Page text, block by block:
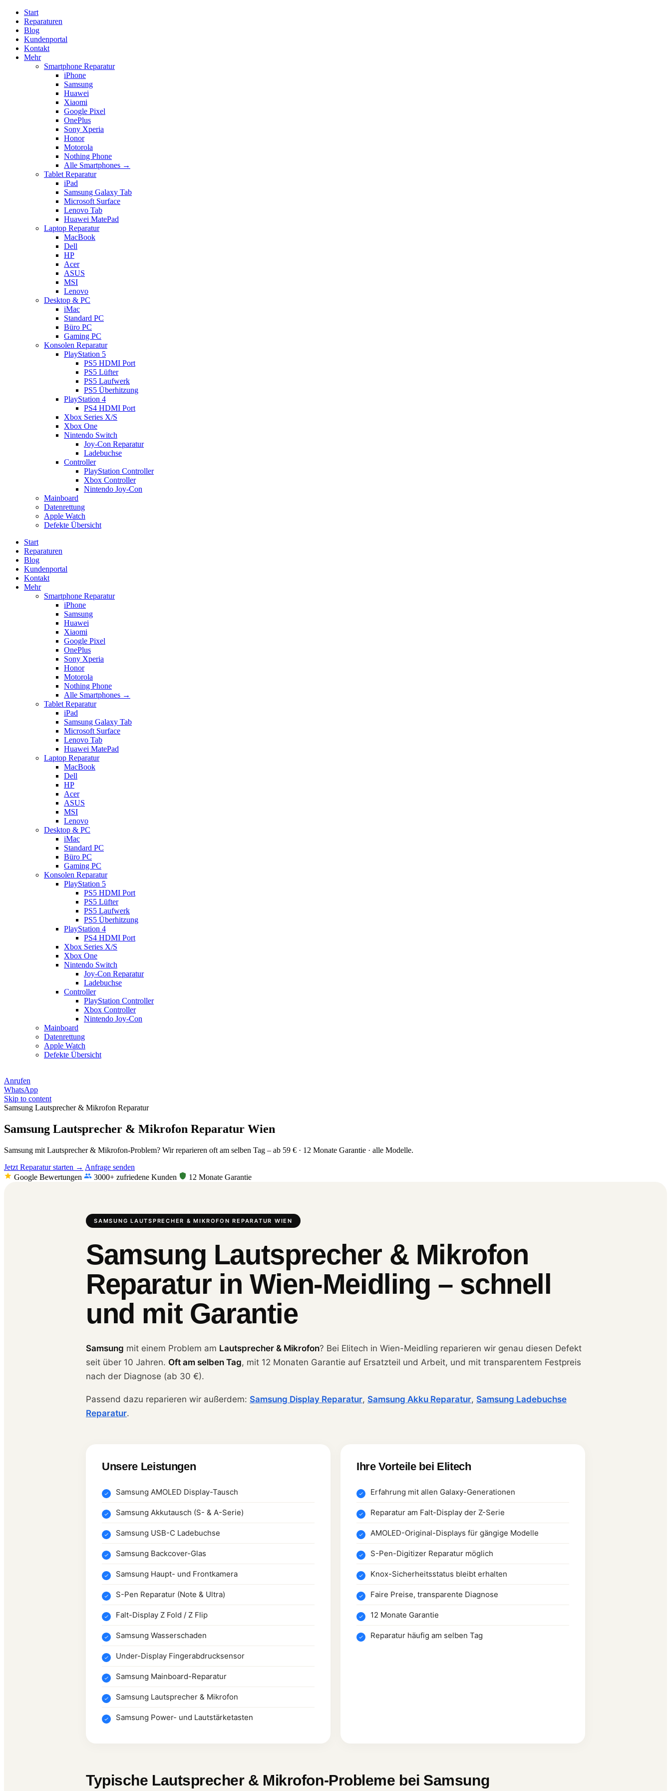
Start
Reparaturen
Blog
Kundenportal
Kontakt
Mehr
Smartphone Reparatur
iPhone
Samsung
Huawei
Xiaomi
Google Pixel
OnePlus
Sony Xperia
Honor
Motorola
Nothing Phone
Alle Smartphones →
Tablet Reparatur
iPad
Samsung Galaxy Tab
Microsoft Surface
Lenovo Tab
Huawei MatePad
Laptop Reparatur
MacBook
Dell
HP
Acer
ASUS
MSI
Lenovo
Desktop & PC
iMac
Standard PC
Büro PC
Gaming PC
Konsolen Reparatur
PlayStation 5
PS5 HDMI Port
PS5 Lüfter
PS5 Laufwerk
PS5 Überhitzung
PlayStation 4
PS4 HDMI Port
Xbox Series X/S
Xbox One
Nintendo Switch
Joy-Con Reparatur
Ladebuchse
Controller
PlayStation Controller
Xbox Controller
Nintendo Joy-Con
Mainboard
Datenrettung
Apple Watch
Defekte Übersicht
Start
Reparaturen
Blog
Kundenportal
Kontakt
Mehr
Smartphone Reparatur
iPhone
Samsung
Huawei
Xiaomi
Google Pixel
OnePlus
Sony Xperia
Honor
Motorola
Nothing Phone
Alle Smartphones →
Tablet Reparatur
iPad
Samsung Galaxy Tab
Microsoft Surface
Lenovo Tab
Huawei MatePad
Laptop Reparatur
MacBook
Dell
HP
Acer
ASUS
MSI
Lenovo
Desktop & PC
iMac
Standard PC
Büro PC
Gaming PC
Konsolen Reparatur
PlayStation 5
PS5 HDMI Port
PS5 Lüfter
PS5 Laufwerk
PS5 Überhitzung
PlayStation 4
PS4 HDMI Port
Xbox Series X/S
Xbox One
Nintendo Switch
Joy-Con Reparatur
Ladebuchse
Controller
PlayStation Controller
Xbox Controller
Nintendo Joy-Con
Mainboard
Datenrettung
Apple Watch
Defekte Übersicht
Anrufen
WhatsApp
Skip to content
Samsung Lautsprecher & Mikrofon Reparatur
Samsung Lautsprecher & Mikrofon Reparatur Wien
Samsung mit Lautsprecher & Mikrofon-Problem? Wir reparieren oft am selben Tag – ab 59 € · 12 Monate Garantie · alle Modelle.
Jetzt Reparatur starten → Anfrage senden
Google Bewertungen
3000+ zufriedene Kunden 12 Monate Garantie
SAMSUNG LAUTSPRECHER & MIKROFON REPARATUR WIEN
Samsung Lautsprecher & Mikrofon
Reparatur in Wien-Meidling – schnell
und mit Garantie
Samsung mit einem Problem am Lautsprecher & Mikrofon? Bei Elitech in Wien-Meidling reparieren wir genau diesen Defekt
seit über 10 Jahren. Oft am selben Tag, mit 12 Monaten Garantie auf Ersatzteil und Arbeit, und mit transparentem Festpreis
nach der Diagnose (ab 30 €).
Passend dazu reparieren wir außerdem: Samsung Display Reparatur, Samsung Akku Reparatur, Samsung Ladebuchse
Reparatur.
Unsere Leistungen
Samsung AMOLED Display-Tausch
Samsung Akkutausch (S- & A-Serie)
Samsung USB-C Ladebuchse
Samsung Backcover-Glas
Samsung Haupt- und Frontkamera
S-Pen Reparatur (Note & Ultra)
Falt-Display Z Fold / Z Flip
Samsung Wasserschaden
Under-Display Fingerabdrucksensor
Samsung Mainboard-Reparatur
Samsung Lautsprecher & Mikrofon
Samsung Power- und Lautstärketasten
Ihre Vorteile bei Elitech
Erfahrung mit allen Galaxy-Generationen
Reparatur am Falt-Display der Z-Serie
AMOLED-Original-Displays für gängige Modelle
S-Pen-Digitizer Reparatur möglich
Knox-Sicherheitsstatus bleibt erhalten
Faire Preise, transparente Diagnose
12 Monate Garantie
Reparatur häufig am selben Tag
Typische Lautsprecher & Mikrofon-Probleme bei Samsung